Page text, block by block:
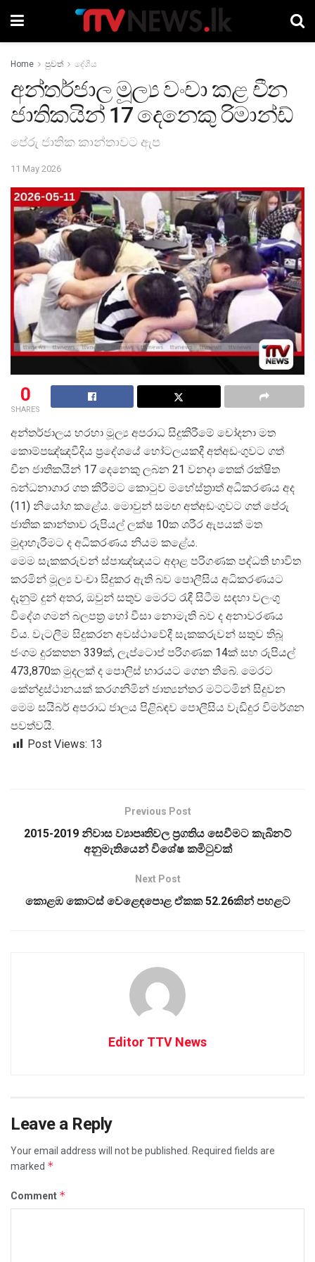
Home පුවත් දේශීය
අන්තර්ජාල මූල්‍ය වංචා කළ චීන
ජාතිකයින් 17 දෙනෙකු රිමාන්ඩ්
පේරු ජාතික කාන්තාවට ඇප
11 May 2026
0
SHARES
අන්තර්ජාලය හරහා මූල් ය අපරාධ සිදුකිරීමේ චෝදනා මත
කොම්පඤ්ඤවීදිය ප්රදේශයේ හෝටලයකදී අත්අඩංගුවට ගත්
චීන ජාතිකයින් 17 දෙනෙකු ලබන 21 වනදා තෙක් රක්ෂිත
බන්ධනාගාර ගත කිරීමට කොටුව මහේස්ත්රාත් අධිකරණය අද
(11) නියෝග කළේය. මොවුන් සමඟ අත්අඩංගුවට ගත් පේරු
ජාතික කාන්තාව රුපියල් ලක්ෂ 10ක ශරීර ඇපයක් මත
මුදාහැරීමට ද අධිකරණය නියම කළේය.
මෙම සැකකරුවන් ස්පාඤ්ඤයට අදාළ පරිගණක පද්ධති භාවිත
කරමින් මූල් ය වංචා සිදුකර ඇති බව පොලීසිය අධිකරණයට
දැනුම් දුන් අතර, ඔවුන් සතුව මෙරට රැඳී සිටීම සඳහා වලංගු
විදේශ ගමන් බලපත් ර හෝ වීසා නොමැති බව ද අනාවරණය
විය. වැටලීම සිදුකරන අවස්ථාවේදී සැකකරුවන් සතුව තිබූ
ජංගම දුරකතන 339ක්, ලැප්ටොප් පරිගණක 14ක් සහ රුපියල්
473,870ක මුදලක් ද පොලිස් භාරයට ගෙන තිබේ. මෙරට
කේන්ද්රස්ථානයක් කරගනිමින් ජාත්යන්තර මට්ටමින් සිදුවන
මෙම සයිබර් අපරාධ ජාලය පිළිබඳව පොලීසිය වැඩිදුර විමර්ශන
පවත්වයි.
Post Views: 13
Previous Post
2015-2019 නිවාස ව්‍යාපෘතිවල ප්‍රගතිය සෙවීමට කැබිනට්
අනුමැතියෙන් විශේෂ කමිටුවක්
Next Post
කොළඹ කොටස් වෙළෙඳපොළ ඒකක 52.26කින් පහළට
Editor TTV News
Leave a Reply
Your email address will not be published.
Required fields are
marked *
Comment *